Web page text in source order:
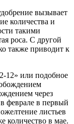
вызывает
количества и
такими
роса. С другой
также приводит к
12» или подобное
через
феврале в первый
листьев
количество в мае.